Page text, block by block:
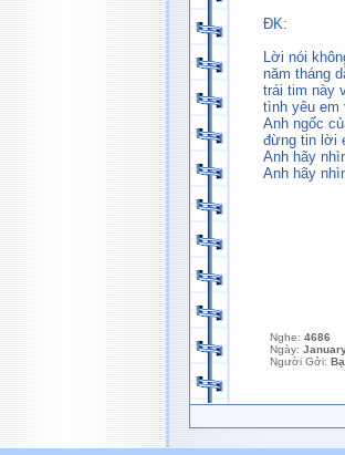
ĐK:
Lời nói
năm tháng
trái tim này
tình yêu em
Anh ngốc
đừng tin lời
Anh hãy
Anh hãy
Nghe: 4686
Ngày:
Người Gởi: